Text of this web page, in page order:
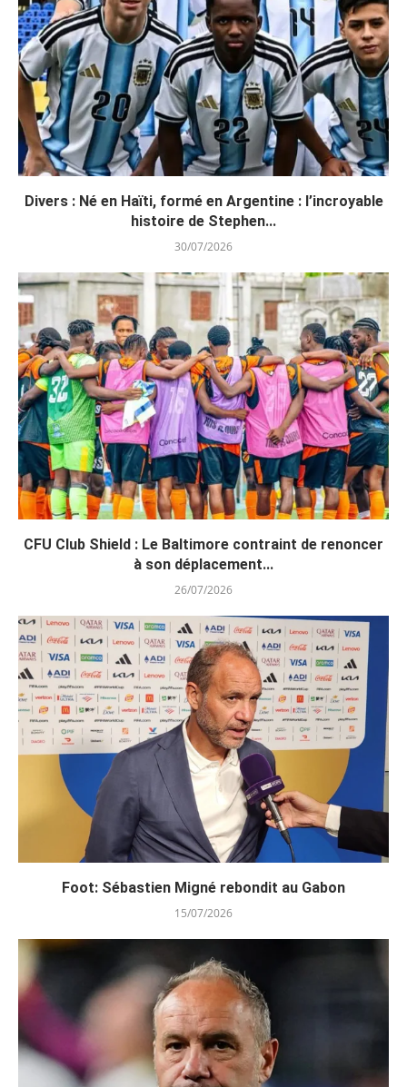
Divers : Né en Haïti, formé en Argentine : l’incroyable
histoire de Stephen...
30/07/2026
CFU Club Shield : Le Baltimore contraint de renoncer
à son déplacement...
26/07/2026
Foot: Sébastien Migné rebondit au Gabon
15/07/2026